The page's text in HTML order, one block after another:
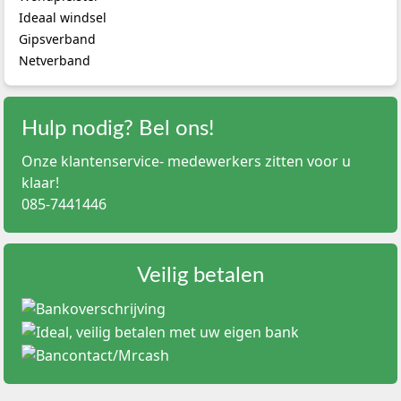
Ideaal windsel
Gipsverband
Netverband
Hulp nodig? Bel ons!
Onze klantenservice- medewerkers zitten voor u
klaar!
085-7441446
Veilig betalen
Aquacel Extra:
hydrofiberuitvoering voor wonden met een hogere
absorptiebehoefte of wanneer extra samenhang van het
Aquacel Ag:een zilverhoudende hydrofiberuitvoering
protocol, bijvoorbeeld wanneer lokale antimicrobiële
ondersteuning wordt overwogen.
Aquacel Ag Extra:combineert de eigenschappen van
een versterkte hydrofiberstructuur met een
zilverhoudende component.
Aquacel Foam:
gecombineerd met een schuimlaag, voor situaties
demping nodig kunnen zijn.
een lint- of strengvormige uitvoering
voor professionele behandeling van cavitaire wonden,
ondermijningen of wondholten.
Een zilverhoudend verband is geen vervanging voor